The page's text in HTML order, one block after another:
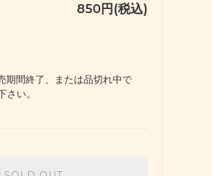
850円(税込)
間終了、または品切れ中で
い。